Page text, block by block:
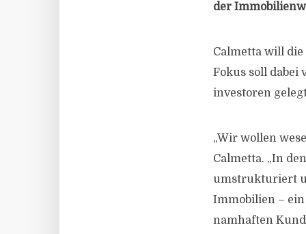
der
Calmetta will
Fokus soll
investoren
„Wir wollen
Calmetta. „In
umstrukturiert
Immobilien –
namhaften